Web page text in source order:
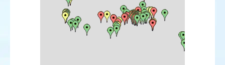
Héron garde-bœufs
Aigrette des récifs
Cigogne noire
Ibis falcinelle